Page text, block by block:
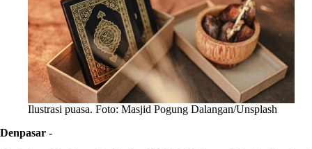
Ilustrasi puasa. Foto: Masjid Pogung Dalangan/Unsplash
Denpasar -